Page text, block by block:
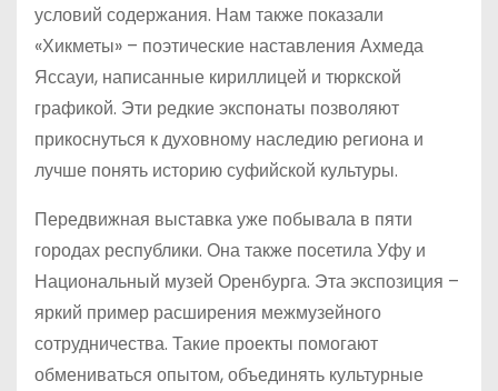
условий содержания. Нам также показали
«Хикметы» – поэтические наставления Ахмеда
Яссауи, написанные кириллицей и тюркской
графикой. Эти редкие экспонаты позволяют
прикоснуться к духовному наследию региона и
лучше понять историю суфийской культуры.
Передвижная выставка уже побывала в пяти
городах республики. Она также посетила Уфу и
Национальный музей Оренбурга. Эта экспозиция –
яркий пример расширения межмузейного
сотрудничества. Такие проекты помогают
обмениваться опытом, объединять культурные